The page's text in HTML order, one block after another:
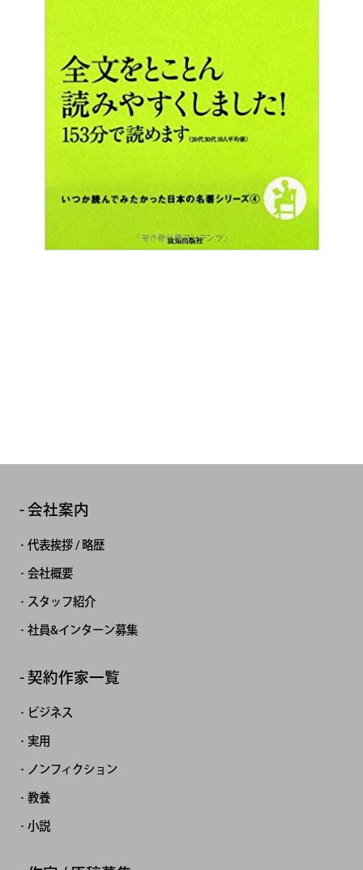
会社案内
代表挨拶 / 略歴
会社概要
スタッフ紹介
社員&インターン募集
契約作家一覧
ビジネス
実用
ノンフィクション
教養
小説